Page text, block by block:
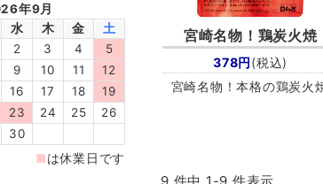
宮崎名物！ 鶏炭火焼
378円(税込)
宮崎名物！本格の鶏炭火